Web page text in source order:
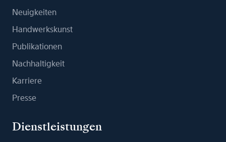
Neuigkeiten
Handwerkskunst
Publikationen
Nachhaltigkeit
Karriere
Presse
Dienstleistungen